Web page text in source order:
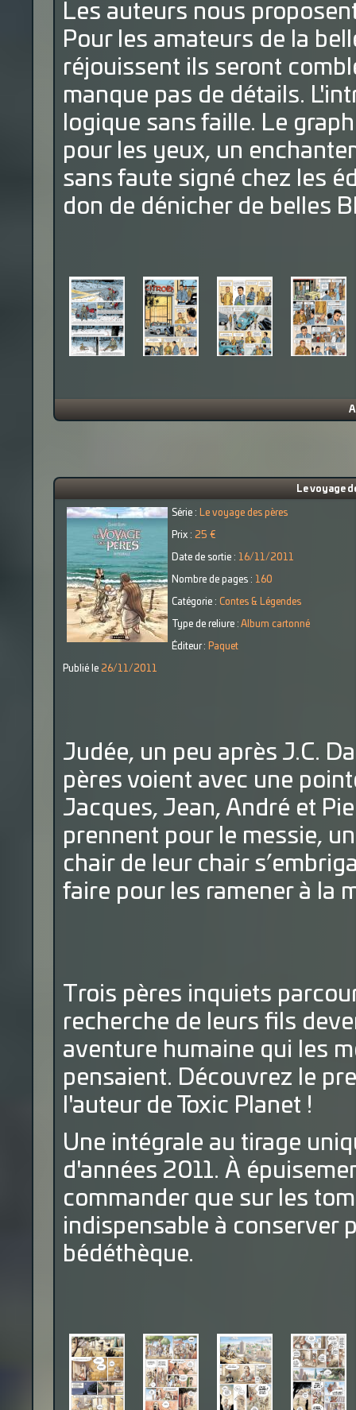
Les auteurs nous
Pour les amateurs de la
réjouissent ils seront
manque pas de détails.
logique sans faille. Le
pour les yeux, un
sans faute signé chez les
don de dénicher de belles
Le voyage
Série : Le voyage des pères
Prix : 25 €
Date de sortie : 16/11/2011
Nombre de pages : 160
Catégorie : Contes & Légendes
Type de reliure : Album cartonné
Éditeur : Paquet
Publié le 26/11/2011
Judée, un peu après J.C.
pères voient avec une
Jacques, Jean, André et
prennent pour le messie,
chair de leur chair
faire pour les ramener à la
Trois pères inquiets
recherche de leurs fils
aventure humaine qui les
pensaient. Découvrez le
l'auteur de Toxic Planet !
Une intégrale au tirage
d'années 2011. À
commander que sur les
indispensable à conserver
bédéthèque.